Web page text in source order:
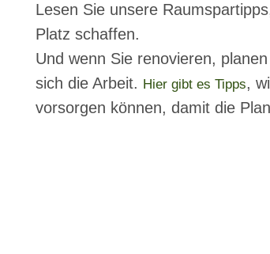
Lesen Sie unsere
Platz schaffen.
Und wenn Sie renovieren,
sich die Arbeit. Hier gibt es Tipps,
vorsorgen können, damit die